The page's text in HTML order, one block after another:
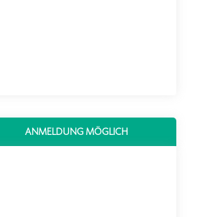
ANMELDUNG MÖGLICH